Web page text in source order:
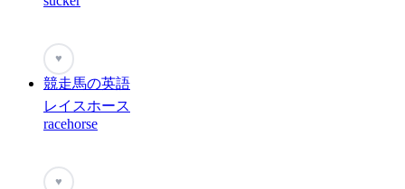
♥
競走馬の英語
レイスホース
racehorse
♥